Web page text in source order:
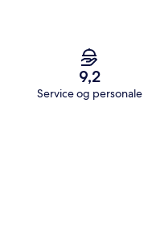
9,2
Service og personale